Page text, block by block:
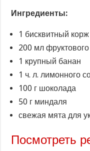
Ингредиенты:
1 бисквитный
200 мл фруктового
1 крупный банан
1 ч. л. лимонного
100 г шоколада
50 г миндаля
свежая мята для
Посмотреть